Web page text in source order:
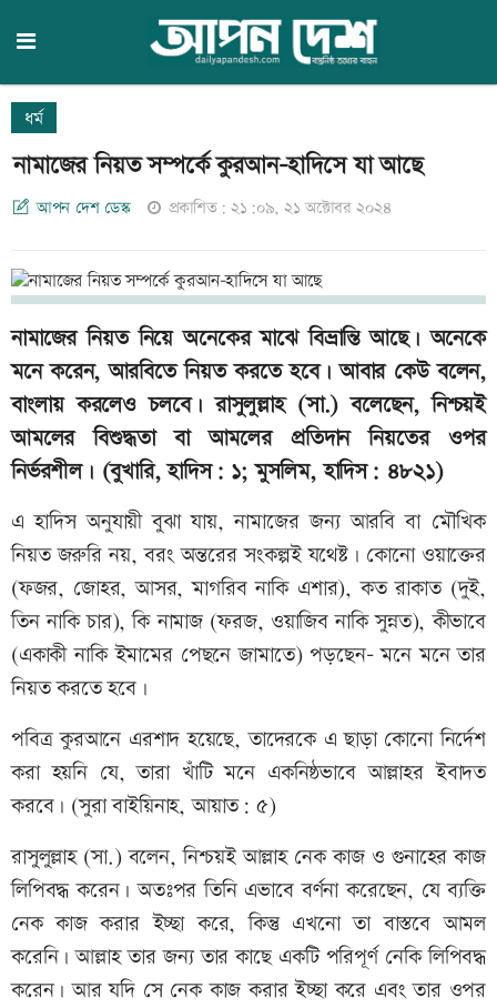
ধর্ম
নামাজের নিয়ত সম্পর্কে কুরআন-হাদিসে যা আছে
আপন দেশ ডেস্ক প্রকাশিত: ২১:০৯, ২১ অক্টোবর ২০২৪
নামাজের নিয়ত নিয়ে অনেকের মাঝে বিভ্রান্তি আছে। অনেকে
মনে করেন, আরবিতে নিয়ত করতে হবে। আবার কেউ বলেন,
বাংলায় করলেও চলবে। রাসুলুল্লাহ (সা.) বলেছেন, নিশ্চয়ই
আমলের বিশুদ্ধতা বা আমলের প্রতিদান নিয়তের ওপর
নির্ভরশীল। (বুখারি, হাদিস: ১; মুসলিম, হাদিস: ৪৮২১)
এ হাদিস অনুযায়ী বুঝা যায়, নামাজের জন্য আরবি বা মৌখিক
নিয়ত জরুরি নয়, বরং অন্তরের সংকল্পই যথেষ্ট। কোনো ওয়াক্তের
(ফজর, জোহর, আসর, মাগরিব নাকি এশার), কত রাকাত (দুই,
তিন নাকি চার), কি নামাজ (ফরজ, ওয়াজিব নাকি সুন্নত), কীভাবে
(একাকী নাকি ইমামের পেছনে জামাতে) পড়ছেন- মনে মনে তার
নিয়ত করতে হবে।
পবিত্র কুরআনে এরশাদ হয়েছে, তাদেরকে এ ছাড়া কোনো নির্দেশ
করা হয়নি যে, তারা খাঁটি মনে একনিষ্ঠভাবে আল্লাহর ইবাদত
করবে। (সুরা বাইয়িনাহ, আয়াত: ৫)
রাসুলুল্লাহ (সা.) বলেন, নিশ্চয়ই আল্লাহ নেক কাজ ও গুনাহের কাজ
লিপিবদ্ধ করেন। অতঃপর তিনি এভাবে বর্ণনা করেছেন, যে ব্যক্তি
নেক কাজ করার ইচ্ছা করে, কিন্তু এখনো তা বাস্তবে আমল
করেনি। আল্লাহ তার জন্য তার কাছে একটি পরিপূর্ণ নেকি লিপিবদ্ধ
করেন। আর যদি সে নেক কাজ করার ইচ্ছা করে এবং তার ওপর